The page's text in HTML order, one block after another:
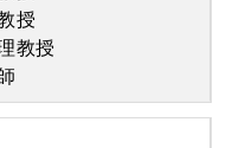
授
教授